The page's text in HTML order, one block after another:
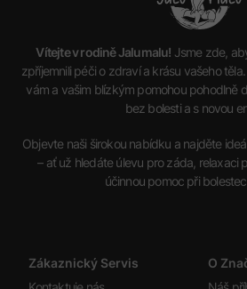
Vítejte v rodině Jalumalu! Jsme zde,
zpříjemnili péči o zdraví a krásu vašeho
vám a vašim blízkým pomohou pohodlně
bez bolesti a s novou
Objevte naši širokou nabídku a najděte
– ať už hledáte úlevu pro záda, relaxaci
účinnou pomoc při
Zákaznický Servis
O